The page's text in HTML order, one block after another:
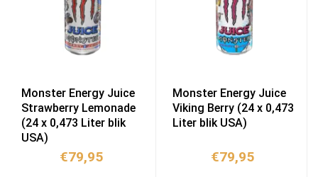
Monster Energy Juice
Strawberry Lemonade
(24 x 0,473 Liter blik
USA)
€79,95
Monster Energy Juice
Viking Berry (24 x 0,473
Liter blik USA)
€79,95